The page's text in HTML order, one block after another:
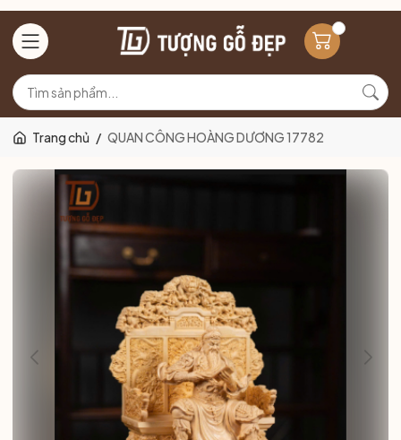
Trang chủ / QUAN CÔNG HOÀNG DƯƠNG 17782